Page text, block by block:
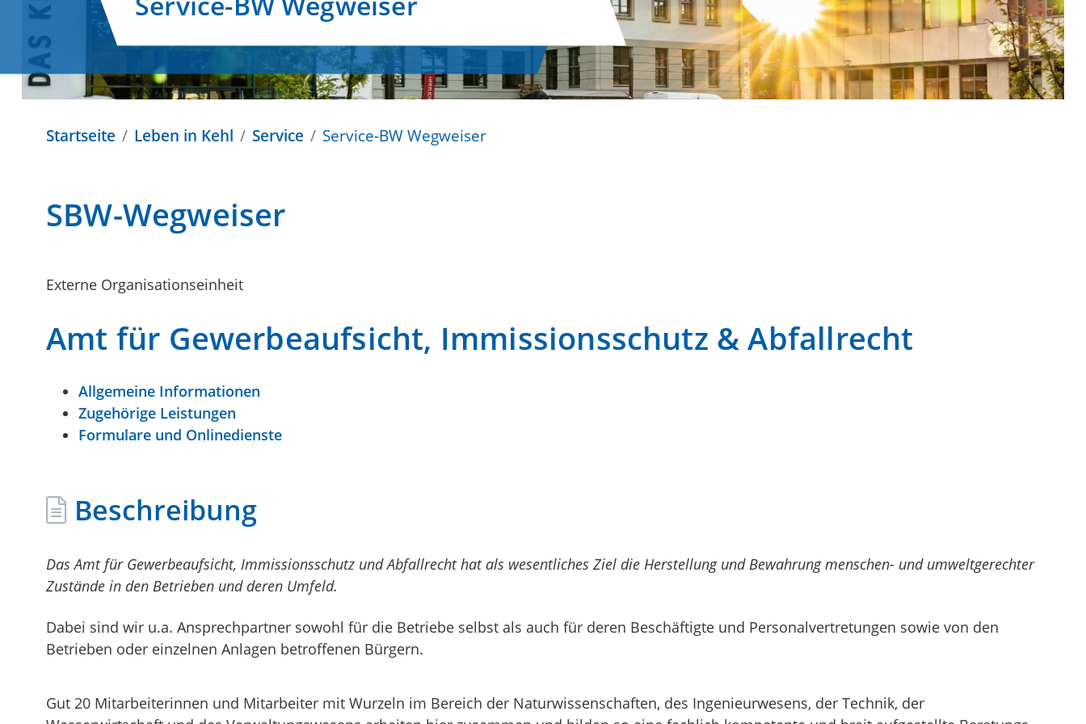
Startseite Leben in Kehl Service Service-BW Wegweiser
SBW-Wegweiser
Externe Organisationseinheit
Amt für Gewerbeaufsicht, Immissionsschutz & Abfallrecht
Allgemeine Informationen
Zugehörige Leistungen
Formulare und Onlinedienste
Beschreibung
Das Amt für Gewerbeaufsicht, Immissionsschutz und Abfallrecht hat als wesentliches Ziel die Herstellung und Bewahrung menschen- und umweltgerechter
Zustände in den Betrieben und deren Umfeld.
Dabei sind wir u.a. Ansprechpartner sowohl für die Betriebe selbst als auch für deren Beschäftigte und Personalvertretungen sowie von den
Betrieben oder einzelnen Anlagen betroffenen Bürgern.
Gut 20 Mitarbeiterinnen und Mitarbeiter mit Wurzeln im Bereich der Naturwissenschaften, des Ingenieurwesens, der Technik, der